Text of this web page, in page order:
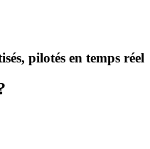
pilotés en temps réel